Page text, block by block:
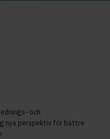
och
nya perspektiv för bättre